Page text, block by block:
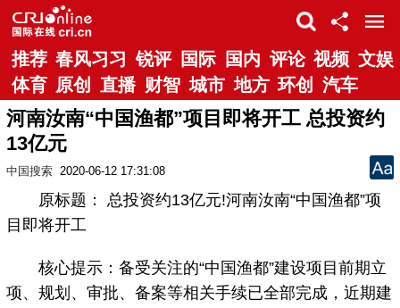
推荐 春风习习 锐评 国际 国内 评论 视频 文娱
体育 原创 直播 财智 城市 地方 环创 汽车
河南汝南“中国渔都”项目即将开工 总投资约
13亿元
中国搜索 2020-06-12 17:31:08
原标题： 总投资约13亿元!河南汝南“中国渔都”项
目即将开工
核心提示：备受关注的“中国渔都”建设项目前期立
项、规划、审批、备案等相关手续已全部完成，近期建